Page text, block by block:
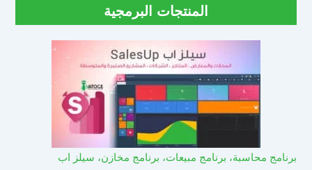
المنتجات البرمجية
برنامج محاسبة، برنامج مبيعات، برنامج مخازن، سيلز اب